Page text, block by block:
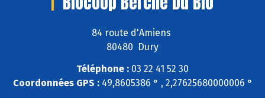
84 route d'Amiens
80480 Dury
Téléphone : 03 22 41 52 30
Coordonnées GPS :49,8605386 ° , 2,27625680000006 °